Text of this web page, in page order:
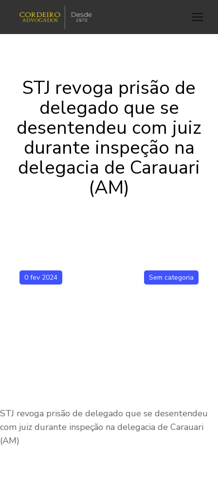
STJ revoga prisão de
delegado que se
desentendeu com juiz
durante inspeção na
delegacia de Carauari
(AM)
0 fev 2024 Sem categoria
STJ revoga prisão de delegado que se desentendeu
com juiz durante inspeção na delegacia de Carauari
(AM)